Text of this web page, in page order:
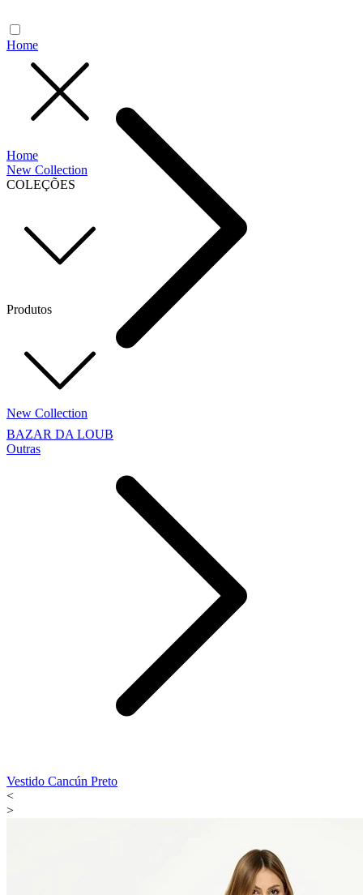
Home
New Collection
COLEÇÕES
Produtos
BAZAR DA LOUB
Outras
Home
New Collection
Vestido Cancún Preto
<
>